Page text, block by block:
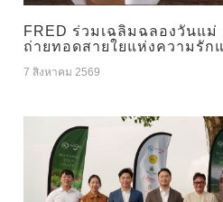
FRED ร่วมเฉลิมฉลองวันแม่
ถ่ายทอดสายใยแห่งความรัก
7 สิงหาคม 2569